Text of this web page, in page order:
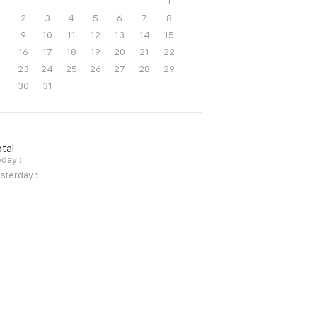
2
3 4 5 6 7
8
9
10 11 12 13 14
15
16
17 18 19 20 21
22
23
24 25 26 27 28
29
30
31
:
: